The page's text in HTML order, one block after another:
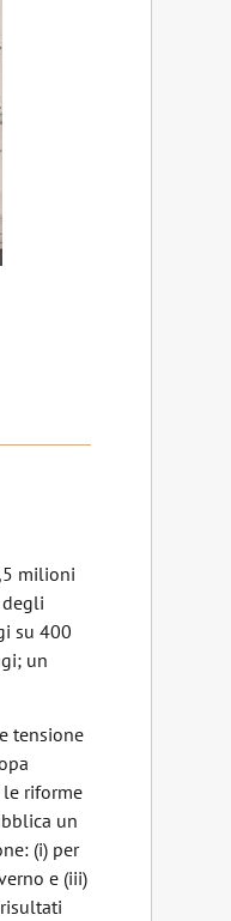
milioni
su 400
un
tensione
riforme
un
(i) per
e (iii)